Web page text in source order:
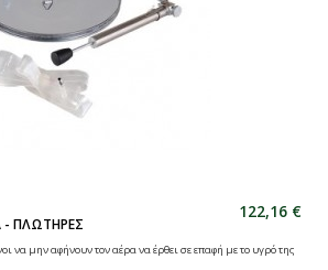
- ΠΛΩΤΗΡΕΣ
122,16 €
να μην αφήνουν τον αέρα να έρθει σε επαφή με το υγρό της